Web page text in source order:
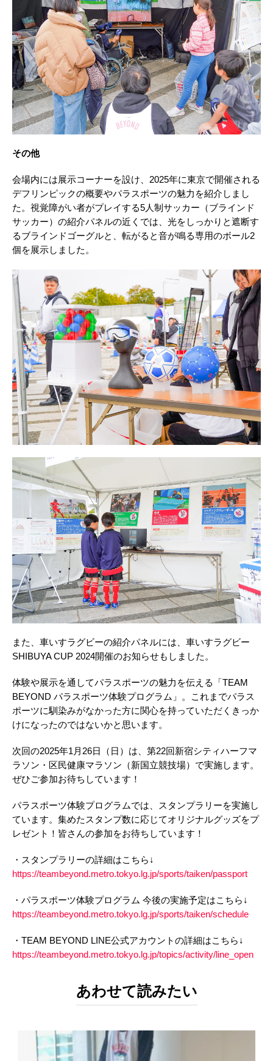
その他
会場内には展示コーナーを設け、2025年に東京で開催される
デフリンピックの概要やパラスポーツの魅力を紹介しまし
た。視覚障がい者がプレイする5人制サッカー（ブラインド
サッカー）の紹介パネルの近くでは、光をしっかりと遮断す
るブラインドゴーグルと、転がると音が鳴る専用のボール2
個を展示しました。
また、車いすラグビーの紹介パネルには、車いすラグビー
SHIBUYA CUP 2024開催のお知らせもしました。
体験や展示を通してパラスポーツの魅力を伝える「TEAM
BEYOND パラスポーツ体験プログラム」。これまでパラス
ポーツに馴染みがなかった方に関心を持っていただくきっか
けになったのではないかと思います。
次回の2025年1月26日（日）は、第22回新宿シティハーフマ
ラソン・区民健康マラソン（新国立競技場）で実施します。
ぜひご参加お待ちしています！
パラスポーツ体験プログラムでは、スタンプラリーを実施し
ています。集めたスタンプ数に応じてオリジナルグッズをプ
レゼント！皆さんの参加をお待ちしています！
・スタンプラリーの詳細はこちら↓
https://teambeyond.metro.tokyo.lg.jp/sports/taiken/passport
・パラスポーツ体験プログラム 今後の実施予定はこちら↓
https://teambeyond.metro.tokyo.lg.jp/sports/taiken/schedule
・TEAM BEYOND LINE公式アカウントの詳細はこちら↓
https://teambeyond.metro.tokyo.lg.jp/topics/activity/line_open
あわせて読みたい